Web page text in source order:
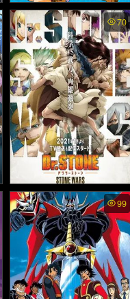
Scooby Doo Mystery Incor
porated พากย์ไทย - สกูบี้ ดู
กับบริษัทป่วนผีไม่จำกัด (20
10)
70
Dr. Stone ss2 พากย์ไทย -
ดอกเตอร์สโตน ภาค2 (202
1)
99